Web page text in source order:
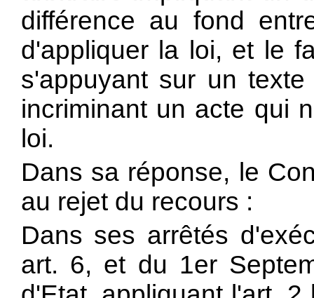
différence au fond
d'appliquer la loi, et le
s'appuyant sur un
incriminant un acte qui
loi.
Dans sa réponse, le
au rejet du recours :
Dans ses arrêtés
art. 6, et du 1er